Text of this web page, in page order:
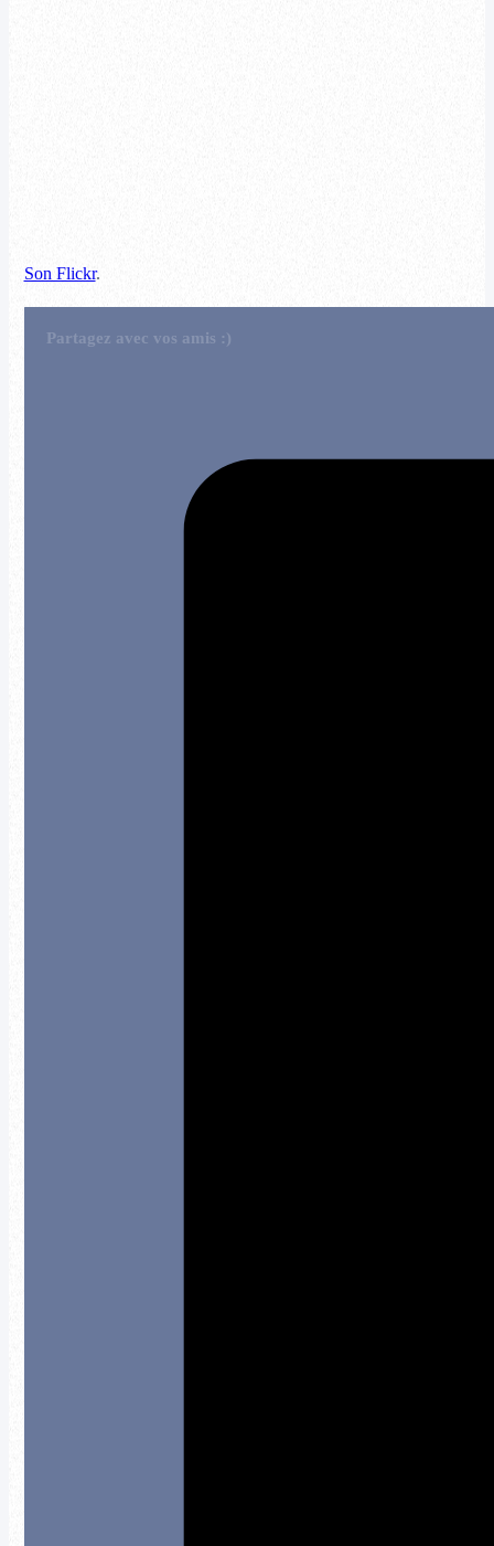
Son Flickr.
Partagez avec vos amis :)